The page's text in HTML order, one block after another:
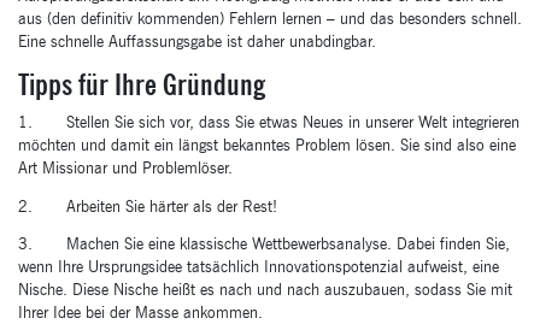
aus (den definitiv kommenden) Fehlern lernen – und das besonders schnell.
Eine schnelle Auffassungsgabe ist daher unabdingbar.
Tipps für Ihre Gründung
1. Stellen Sie sich vor, dass Sie etwas Neues in unserer Welt integrieren
möchten und damit ein längst bekanntes Problem lösen. Sie sind also eine
Art Missionar und Problemlöser.
2. Arbeiten Sie härter als der Rest!
3. Machen Sie eine klassische Wettbewerbsanalyse. Dabei finden Sie,
wenn Ihre Ursprungsidee tatsächlich Innovationspotenzial aufweist, eine
Nische. Diese Nische heißt es nach und nach auszubauen, sodass Sie mit
Ihrer Idee bei der Masse ankommen.